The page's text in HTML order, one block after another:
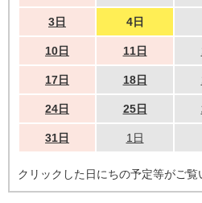
3日 4日
10日 11日
17日 18日
24日 25日
31日 1日
クリックした日にちの予定等がご覧